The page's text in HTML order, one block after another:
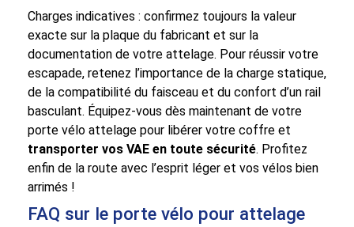
Charges indicatives : confirmez toujours la valeur
exacte sur la plaque du fabricant et sur la
documentation de votre attelage. Pour réussir votre
escapade, retenez l’importance de la charge statique,
de la compatibilité du faisceau et du confort d’un rail
basculant. Équipez-vous dès maintenant de votre
porte vélo attelage pour libérer votre coffre et
transporter vos VAE en toute sécurité. Profitez
enfin de la route avec l’esprit léger et vos vélos bien
arrimés !
FAQ sur le porte vélo pour attelage